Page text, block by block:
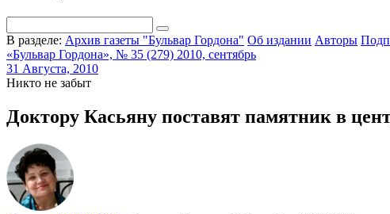
В разделе: Архив газеты "Бульвар Гордона" Об издании Авторы
«Бульвар Гордона», № 35 (279) 2010, сентябрь
31 Августа, 2010
Никто не забыт
Доктору Касьяну поставят памятник в